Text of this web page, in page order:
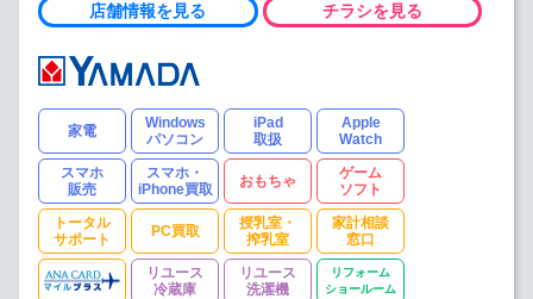
店舗情報を見る チラシを見る
家電
Windows
パソコン
iPad
取扱
Apple
Watch
スマホ
販売
スマホ・
iPhone買取
おもちゃ
ゲーム
ソフト
トータル
サポート
PC買取
授乳室・
搾乳室
家計相談
窓口
リユース
冷蔵庫
リユース
洗濯機
リフォーム
ショールーム